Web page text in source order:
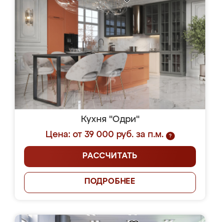
Кухня "Одри"
Цена: от 39 000 руб. за п.м.
?
РАССЧИТАТЬ
ПОДРОБНЕЕ